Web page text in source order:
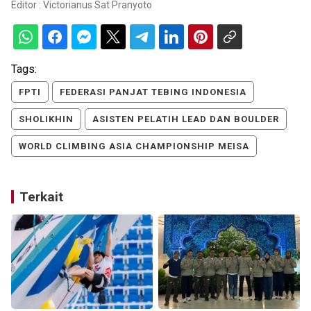
Editor : Victorianus Sat Pranyoto
Tags:
FPTI FEDERASI PANJAT TEBING INDONESIA
SHOLIKHIN ASISTEN PELATIH LEAD DAN BOULDER
WORLD CLIMBING ASIA CHAMPIONSHIP MEISA
Terkait